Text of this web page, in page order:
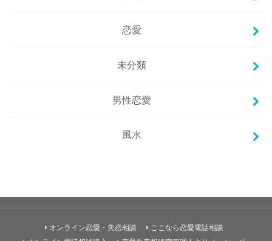
恋愛
未分類
男性恋愛
風水
オンライン恋愛・失恋相談
ここなら恋愛電話相談